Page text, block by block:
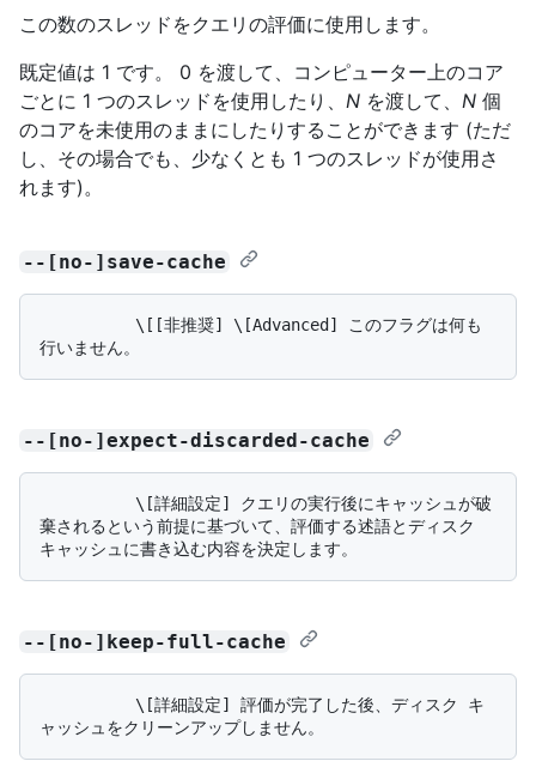
この数のスレッドをクエリの評価に使用します。
既定値は 1 です。 0 を渡して、コンピューター上のコア
ごとに 1 つのスレッドを使用したり、 N を渡して、 N 個
のコアを未使用のままにしたりすることができます (ただ
し、その場合でも、少なくとも 1 つのスレッドが使用さ
れます)。
--[no-]save-cache
--[no-]expect-discarded-cache
棄されるという前提に基づいて、評価する述語とディスク
--[no-]keep-full-cache